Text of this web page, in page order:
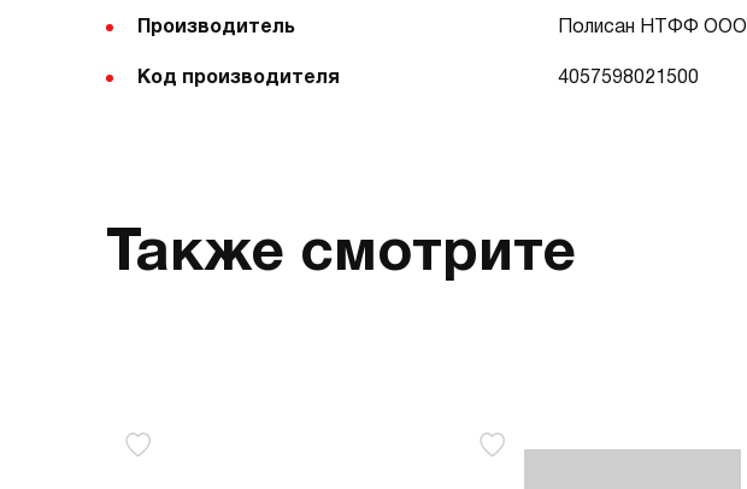
Производитель Полисан НТФФ ООО
Код производителя 4057598021500
Также смотрите